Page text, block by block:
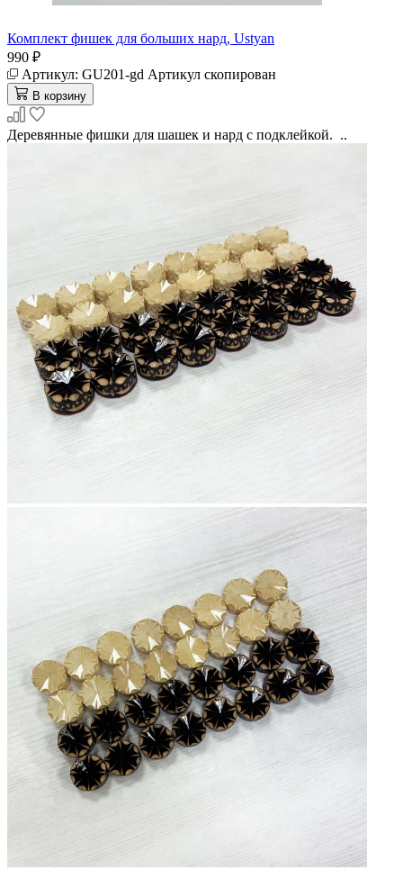
Комплект фишек для больших нард, Ustyan
990 ₽
Артикул: GU201-gd Артикул скопирован
В корзину
Деревянные фишки для шашек и нард с подклейкой. ..